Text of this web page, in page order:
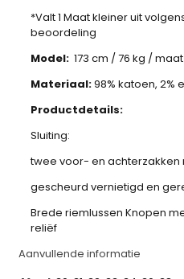
*Valt 1 Maat kleiner uit
beoordeling
Model: 173 cm / 76 kg /
Materiaal:98% katoen, 2%
Productdetails:
Sluiting:
twee voor- en achterzakken
gescheurd vernietigd en
Brede riemlussen Knopen
reliëf
Aanvullende informatie